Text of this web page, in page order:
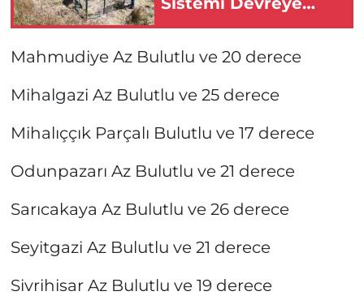
Girdi!
Mahmudiye Az Bulutlu ve 20 derece
Mihalgazi Az Bulutlu ve 25 derece
Mihalıççık Parçalı Bulutlu ve 17 derece
Odunpazarı Az Bulutlu ve 21 derece
Sarıcakaya Az Bulutlu ve 26 derece
Seyitgazi Az Bulutlu ve 21 derece
Sivrihisar Az Bulutlu ve 19 derece